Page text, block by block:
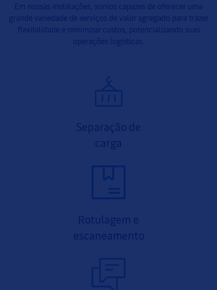
Em nossas instalações, somos capazes de oferecer uma
grande variedade de serviços de valor agregado para trazer
flexibilidade e minimizar custos, potencializando suas
operações logísticas.
Separação de
carga
Rotulagem e
escaneamento